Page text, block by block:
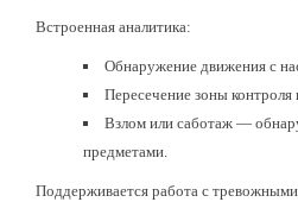
Встроенная аналитика:
Обнаружение движения с
Пересечение зоны
Взлом или саботаж —
предметами.
Поддерживается работа с